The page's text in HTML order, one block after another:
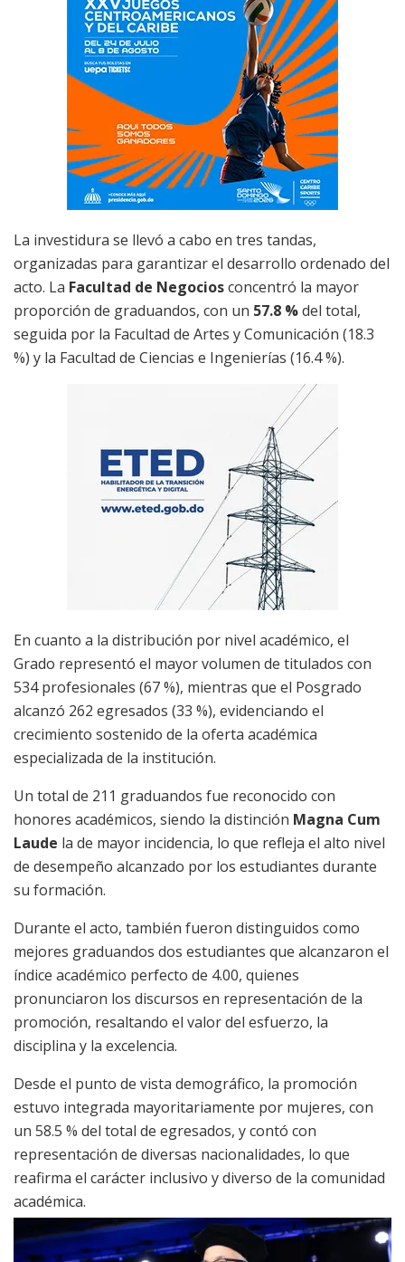
La investidura se llevó a cabo en tres tandas,
organizadas para garantizar el desarrollo ordenado del
acto. La Facultad de Negociosconcentró la mayor
proporción de graduandos, con un 57.8 %del total,
seguida por la Facultad de Artes y Comunicación (18.3
%) y la Facultad de Ciencias e Ingenierías (16.4 %).
En cuanto a la distribución por nivel académico, el
Grado representó el mayor volumen de titulados con
534 profesionales (67 %), mientras que el Posgrado
alcanzó 262 egresados (33 %), evidenciando el
crecimiento sostenido de la oferta académica
especializada de la institución.
Un total de 211 graduandos fue reconocido con
honores académicos, siendo la distinción Magna Cum
Laude la de mayor incidencia, lo que refleja el alto nivel
de desempeño alcanzado por los estudiantes durante
su formación.
Durante el acto, también fueron distinguidos como
mejores graduandos dos estudiantes que alcanzaron el
índice académico perfecto de 4.00, quienes
pronunciaron los discursos en representación de la
promoción, resaltando el valor del esfuerzo, la
disciplina y la excelencia.
Desde el punto de vista demográfico, la promoción
estuvo integrada mayoritariamente por mujeres, con
un 58.5 % del total de egresados, y contó con
representación de diversas nacionalidades, lo que
reafirma el carácter inclusivo y diverso de la comunidad
académica.